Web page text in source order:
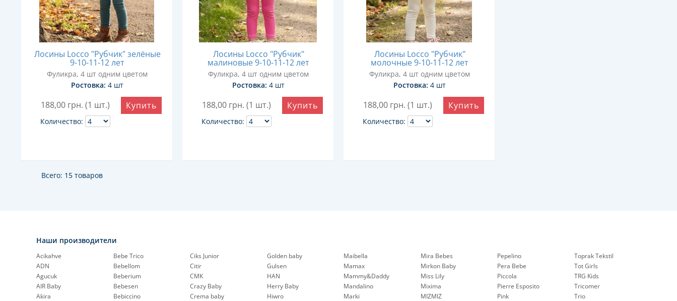
Лосины Locco "Рубчик" зелёные
9-10-11-12 лет
Фуликра, 4 шт одним цветом
Ростовка: 4 шт
188,00 грн. (1 шт.)
Количество:
Купить
Лосины Locco "Рубчик"
малиновые 9-10-11-12 лет
Фуликра, 4 шт одним цветом
Ростовка: 4 шт
188,00 грн. (1 шт.)
Количество:
Купить
Лосины Locco "Рубчик"
молочные 9-10-11-12 лет
Фуликра, 4 шт одним цветом
Ростовка: 4 шт
188,00 грн. (1 шт.)
Количество:
Купить
Всего: 15 товаров
Наши производители
Acikahve
ADN
Agucuk
AIR Baby
Akira
Bebe Trico
Bebellom
Beberium
Bebesen
Bebiccino
Ciks Junior
Citir
CMK
Crazy Baby
Crema baby
Golden baby
Gulsen
HAN
Herry Baby
Hiwro
Maibella
Mamax
Mammy&Daddy
Mandalino
Marki
Mira Bebes
Mirkon Baby
Miss Lily
Mixima
MIZMIZ
Pepelinо
Pera Bebe
Piccola
Pierre Esposito
Pink
Toprak Tekstil
Tot Girls
TRG Kids
Tricomer
Trio